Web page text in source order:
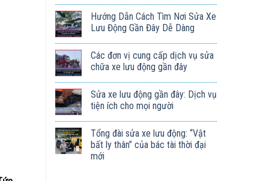
Hướng Dẫn Cách Tìm Nơi Sửa Xe
Lưu Động Gần Đây Dễ Dàng
Các đơn vị cung cấp dịch vụ sửa
chữa xe lưu động gần đây
Sửa xe lưu động gần đây: Dịch vụ
tiện ích cho mọi người
Tổng đài sửa xe lưu động: “Vật
bất ly thân” của bác tài thời đại
mới